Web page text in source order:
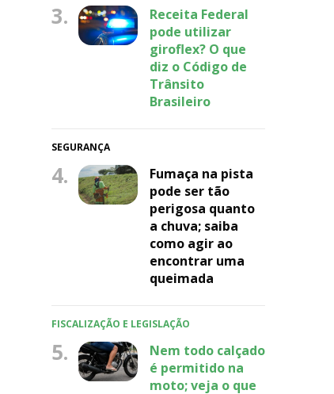
3.
Receita Federal
pode utilizar
giroflex? O que
diz o Código de
Trânsito
Brasileiro
SEGURANÇA
4.
Fumaça na pista
pode ser tão
perigosa quanto
a chuva; saiba
como agir ao
encontrar uma
queimada
FISCALIZAÇÃO E LEGISLAÇÃO
5.
Nem todo calçado
é permitido na
moto; veja o que